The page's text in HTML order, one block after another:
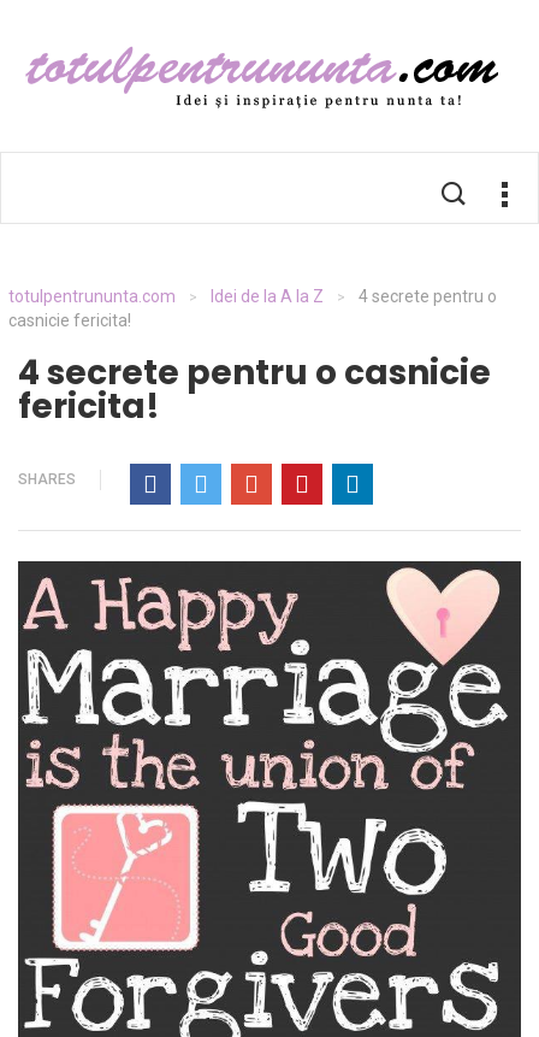
totulpentrununta.com > Idei de la A la Z >
4 secrete pentru o
casnicie fericita!
4 secrete pentru o casnicie
fericita!
SHARES